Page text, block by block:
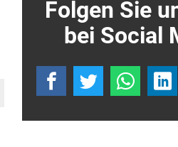
Folgen Sie
bei Social